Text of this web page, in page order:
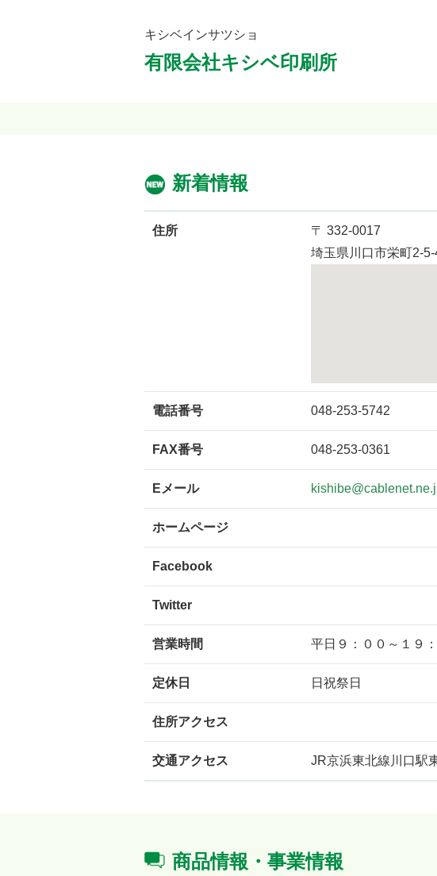
キシベインサツショ
有限会社キシベ印刷所
新着情報
住所
〒 332-0017
埼玉県川口市栄町2-5-
電話番号 048-253-5742
FAX番号 048-253-0361
Eメール
ホームページ
Facebook
Twitter
営業時間 平日９：００～１９
定休日 日祝祭日
住所アクセス
交通アクセス JR京浜東北線川口駅
商品情報・事業情報